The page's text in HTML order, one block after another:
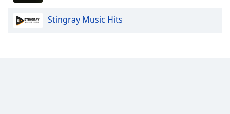
Stingray Music Hits